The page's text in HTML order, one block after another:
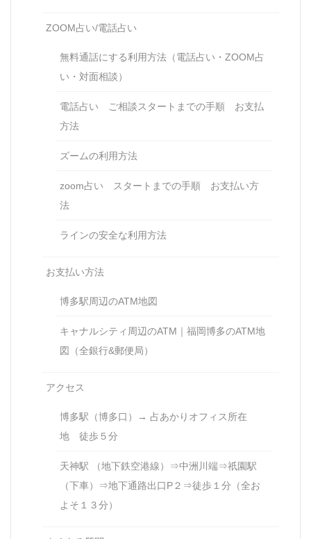
ZOOM占い/電話占い
無料通話にする利用方法（電話占い・ZOOM占
い・対面相談）
電話占い ご相談スタートまでの手順 お支払
方法
ズームの利用方法
zoom占い スタートまでの手順 お支払い方
法
ラインの安全な利用方法
お支払い方法
博多駅周辺のATM地図
キャナルシティ周辺のATM｜福岡博多のATM地
図（全銀行&郵便局）
アクセス
博多駅（博多口）→ 占あかりオフィス所在
地 徒歩５分
天神駅 （地下鉄空港線）⇒中洲川端⇒祇園駅
（下車）⇒地下通路出口P２⇒徒歩１分（全お
よそ１３分）